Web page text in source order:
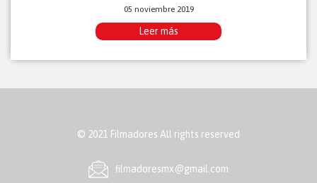
05 noviembre 2019
Leer más
© 2021 Filmadores All rights reserved
ﬁlmadoresmx@gmail.com